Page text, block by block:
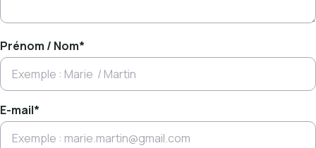
Prénom / Nom*
E-mail*